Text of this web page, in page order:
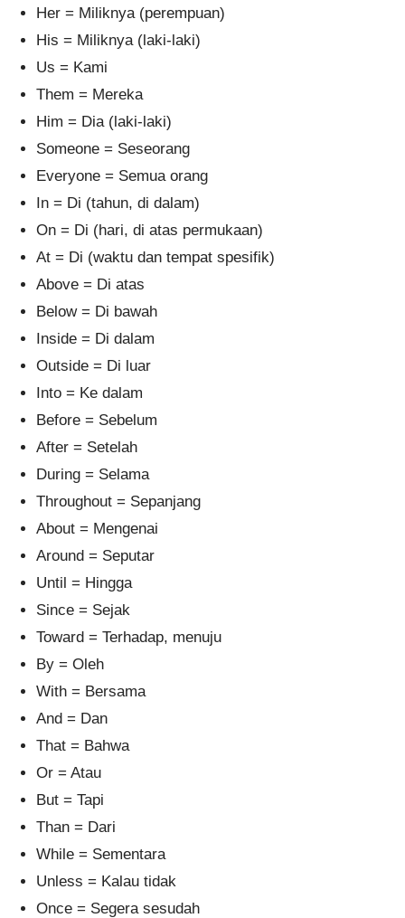
Her = Miliknya (perempuan)
His = Miliknya (laki-laki)
Us = Kami
Them = Mereka
Him = Dia (laki-laki)
Someone = Seseorang
Everyone = Semua orang
In = Di (tahun, di dalam)
On = Di (hari, di atas permukaan)
At = Di (waktu dan tempat spesifik)
Above = Di atas
Below = Di bawah
Inside = Di dalam
Outside = Di luar
Into = Ke dalam
Before = Sebelum
After = Setelah
During = Selama
Throughout = Sepanjang
About = Mengenai
Around = Seputar
Until = Hingga
Since = Sejak
Toward = Terhadap, menuju
By = Oleh
With = Bersama
And = Dan
That = Bahwa
Or = Atau
But = Tapi
Than = Dari
While = Sementara
Unless = Kalau tidak
Once = Segera sesudah